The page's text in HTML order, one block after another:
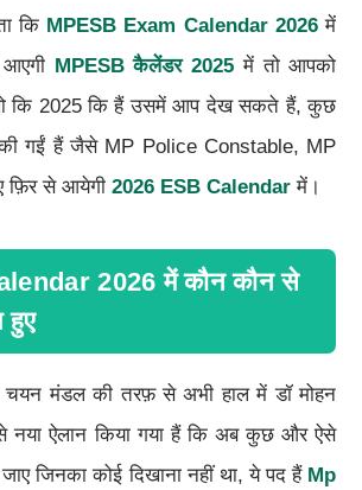
कि MPESB Exam Calendar 2026 में
MPESB कैलेंडर 2025 में तो आपको
कि 2025 कि हैं उसमें आप देख सकते हैं, कुछ
की गईं हैं जैसे MP Police Constable, MP
फ़िर से आयेगी 2026 ESB Calendarमें।
2026 में कौन कौन से
हुए
चयन मंडल की तरफ़ से अभी हाल में डॉ मोहन
नया ऐलान किया गया हैं कि अब कुछ और ऐसे
जिनका कोई दिखाना नहीं था, ये पद हैं Mp